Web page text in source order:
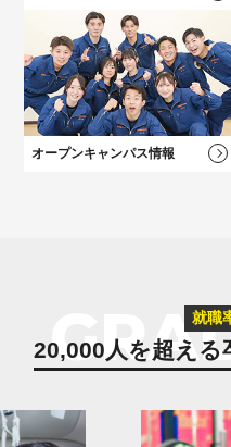
オープンキャンパス情報
20,000人を超える
就職